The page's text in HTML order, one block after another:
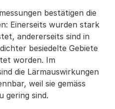
bestätigen die
Einerseits wurden stark
andererseits sind in
besiedelte Gebiete
worden. Im
die Lärmauswirkungen
weil sie gemäss
gering sind.